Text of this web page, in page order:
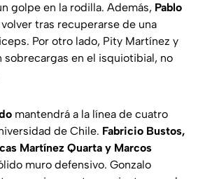
golpe en la rodilla. Además, Pablo
tras recuperarse de una
Por otro lado, Pity Martínez y
sobrecargas en el isquiotibial, no
mantendrá a la línea de cuatro
de Chile. Fabricio Bustos,
Martínez Quarta y Marcos
muro defensivo. Gonzalo